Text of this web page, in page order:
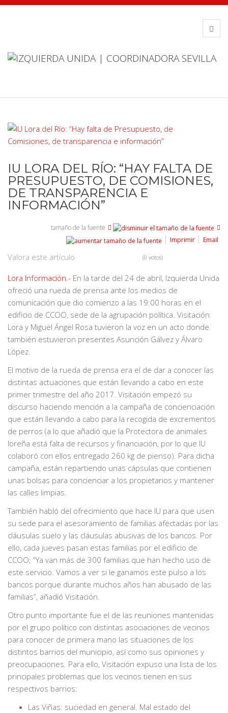
IU LORA DEL RÍO: “HAY FALTA DE
PRESUPUESTO, DE COMISIONES,
DE TRANSPARENCIA E
INFORMACIÓN”
tamaño de la fuente
Imprimir
Email
Valora este artículo (0 votos)
Lora Información .- En la tarde del 24 de abril, Izquierda Unida
ofreció una rueda de prensa ante los medios de
comunicación que dio comienzo a las 19:00 horas en el
edificio de CCOO, sede de la agrupación política. Visitación
Lora y Miguel Ángel Rosa tuvieron la voz en un acto donde
también estuvieron presentes Asunción Gálvez y Álvaro
López.
El motivo de la rueda de prensa era el de dar a conocer las
distintas actuaciones que están llevando a cabo en este
primer trimestre del año 2017. Visitación empezó su
discurso haciendo mención a la campaña de concienciación
que están llevando a cabo para la recogida de excrementos
de perros (a lo que añadió que la Protectora de animales
loreña está falta de recursos y financiación, por lo que IU
colaboró con ellos entregado 260 kg de pienso). Para dicha
campaña, están repartiendo unas cápsulas que contienen
unas bolsas para concienciar a los propietarios y mantener
las calles limpias.
También habló del ofrecimiento que hace IU para que usen
su sede para el asesoramiento de familias afectadas por las
cláusulas suelo y las cláusulas abusivas de los bancos. Por
ello, cada jueves pasan estas familias por el edificio de
CCOO; “Ya van más de 300 familias que han hecho uso de
este servicio. Vamos a ver si le ganamos este pulso a los
bancos porque durante muchos años han abusado de las
familias”, añadió Visitación.
Otro punto importante fue el de las reuniones mantenidas
por el grupo político con distintas asociaciones de vecinos
para conocer de primera mano las situaciones de los
distintos barrios del municipio, así como sus opiniones y
preocupaciones. Para ello, Visitación expuso una lista de los
principales problemas que los vecinos tienen en sus
respectivos barrios:
Las Viñas: suciedad en general. Mal estado del